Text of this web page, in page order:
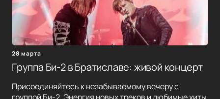
28 марта
Группа Би-2 в Братиславе: живой концерт
Присоединяйтесь к незабываемому вечеру с